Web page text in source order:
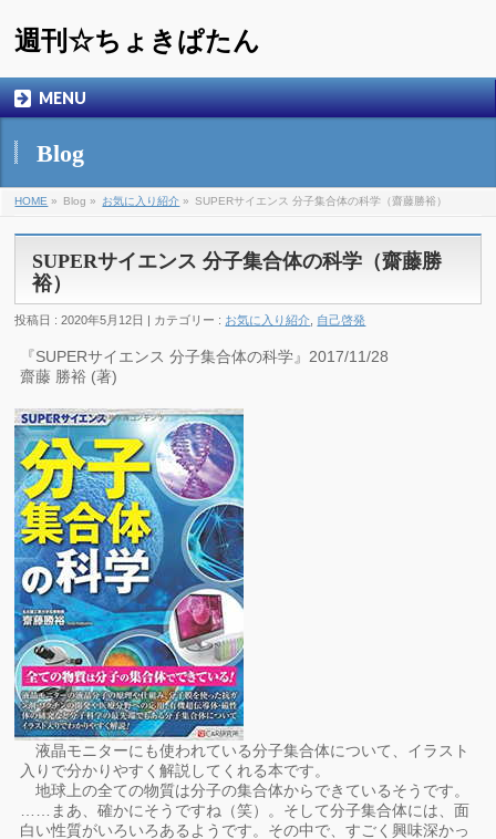
週刊☆ちょきぱたん
MENU
Blog
HOME » Blog » お気に入り紹介 » SUPERサイエンス 分子集合体の科学（齋藤勝裕）
SUPERサイエンス 分子集合体の科学（齋藤勝
裕）
投稿日 : 2020年5月12日 | カテゴリー : お気に入り紹介 自己啓発
『SUPERサイエンス 分子集合体の科学』2017/11/28
齋藤 勝裕 (著)
液晶モニターにも使われている分子集合体について、イラスト
入りで分かりやすく解説してくれる本です。
地球上の全ての物質は分子の集合体からできているそうです。
……まあ、確かにそうですね（笑）。そして分子集合体には、面
白い性質がいろいろあるようです。その中で、すごく興味深かっ